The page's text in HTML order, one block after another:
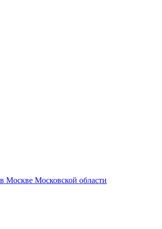
Москве Московской области